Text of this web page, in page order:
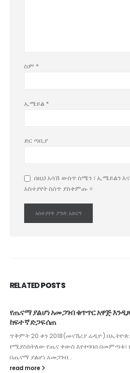
ስም *
ኢሜይል *
ድር ጣቢያ
በዚህ አሳሽ ውስጥ ስሜን ፣ ኢሜይልን
አስተያየት ስሰጥ ያስቀምጡ ።
RELATEDPOSTS
የጤናማ ያልሆነ አመጋገብ ቁጥጥር አዋጅ
ከፍተኛ ድጋፍ ሰጠ
ጥቅምት 20 ቀን 2018(መናኸሪያ ሬዲዮ)
የሚያስከትለው የጤና ቀውስ እየተባባሰ
በጤናማ ያልሆነ አመጋገብ...
read more